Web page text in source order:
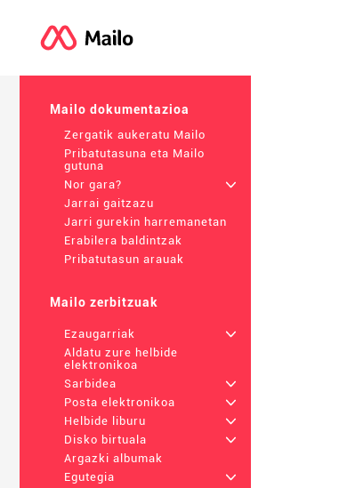
Mailo dokumentazioa
Zergatik aukeratu Mailo
Pribatutasuna eta Mailo
gutuna
Nor gara?
+
Jarrai gaitzazu
Jarri gurekin harremanetan
Erabilera baldintzak
Pribatutasun arauak
Mailo zerbitzuak
Ezaugarriak
+
Aldatu zure helbide
elektronikoa
Sarbidea
+
Posta elektronikoa
+
Helbide liburu
+
Disko birtuala
+
Argazki albumak
Egutegia
+